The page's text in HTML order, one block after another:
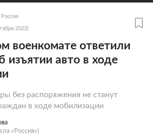
Россия
2022)
военкомате ответили
изъятии авто в ходе
без распоряжения не станут
в ходе мобилизации
«Россия»)